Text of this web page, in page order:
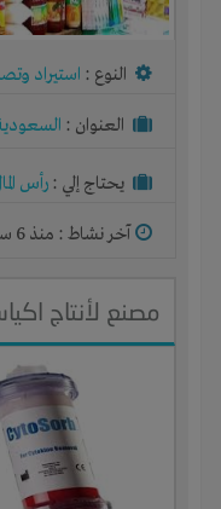
النوع : استيراد
العنوان :
يحتاج إلي : رأس
آخر نشاط : منذ 6 سنوات
مصنع لأنتاج